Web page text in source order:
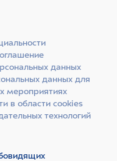
данных
данных для
мероприятиях
в области cookies
технологий